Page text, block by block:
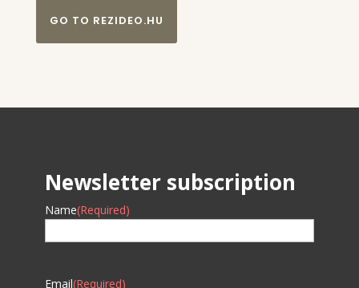
GO TO REZIDEO.HU
Newsletter subscription
Name(Required)
Email(Required)